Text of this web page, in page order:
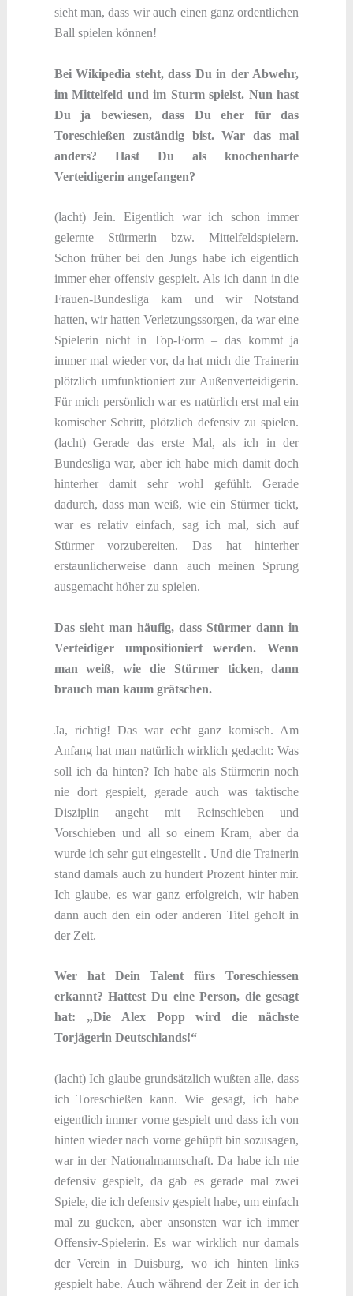
sieht man, dass wir auch einen ganz ordentlichen
Ball spielen können!
Bei Wikipedia steht, dass Du in der Abwehr,
im Mittelfeld und im Sturm spielst. Nun hast
Du ja bewiesen, dass Du eher für das
Toreschießen zuständig bist. War das mal
anders? Hast Du als knochenharte
Verteidigerin angefangen?
(lacht) Jein. Eigentlich war ich schon immer
gelernte Stürmerin bzw. Mittelfeldspielern.
Schon früher bei den Jungs habe ich eigentlich
immer eher offensiv gespielt. Als ich dann in die
Frauen-Bundesliga kam und wir Notstand
hatten, wir hatten Verletzungssorgen, da war eine
Spielerin nicht in Top-Form – das kommt ja
immer mal wieder vor, da hat mich die Trainerin
plötzlich umfunktioniert zur Außenverteidigerin.
Für mich persönlich war es natürlich erst mal ein
komischer Schritt, plötzlich defensiv zu spielen.
(lacht) Gerade das erste Mal, als ich in der
Bundesliga war, aber ich habe mich damit doch
hinterher damit sehr wohl gefühlt. Gerade
dadurch, dass man weiß, wie ein Stürmer tickt,
war es relativ einfach, sag ich mal, sich auf
Stürmer vorzubereiten. Das hat hinterher
erstaunlicherweise dann auch meinen Sprung
ausgemacht höher zu spielen.
Das sieht man häufig, dass Stürmer dann in
Verteidiger umpositioniert werden. Wenn
man weiß, wie die Stürmer ticken, dann
brauch man kaum grätschen.
Ja, richtig! Das war echt ganz komisch. Am
Anfang hat man natürlich wirklich gedacht: Was
soll ich da hinten? Ich habe als Stürmerin noch
nie dort gespielt, gerade auch was taktische
Disziplin angeht mit Reinschieben und
Vorschieben und all so einem Kram, aber da
wurde ich sehr gut eingestellt . Und die Trainerin
stand damals auch zu hundert Prozent hinter mir.
Ich glaube, es war ganz erfolgreich, wir haben
dann auch den ein oder anderen Titel geholt in
der Zeit.
Wer hat Dein Talent fürs Toreschiessen
erkannt? Hattest Du eine Person, die gesagt
hat: „Die Alex Popp wird die nächste
Torjägerin Deutschlands!“
(lacht) Ich glaube grundsätzlich wußten alle, dass
ich Toreschießen kann. Wie gesagt, ich habe
eigentlich immer vorne gespielt und dass ich von
hinten wieder nach vorne gehüpft bin sozusagen,
war in der Nationalmannschaft. Da habe ich nie
defensiv gespielt, da gab es gerade mal zwei
Spiele, die ich defensiv gespielt habe, um einfach
mal zu gucken, aber ansonsten war ich immer
Offensiv-Spielerin. Es war wirklich nur damals
der Verein in Duisburg, wo ich hinten links
gespielt habe. Auch während der Zeit in der ich